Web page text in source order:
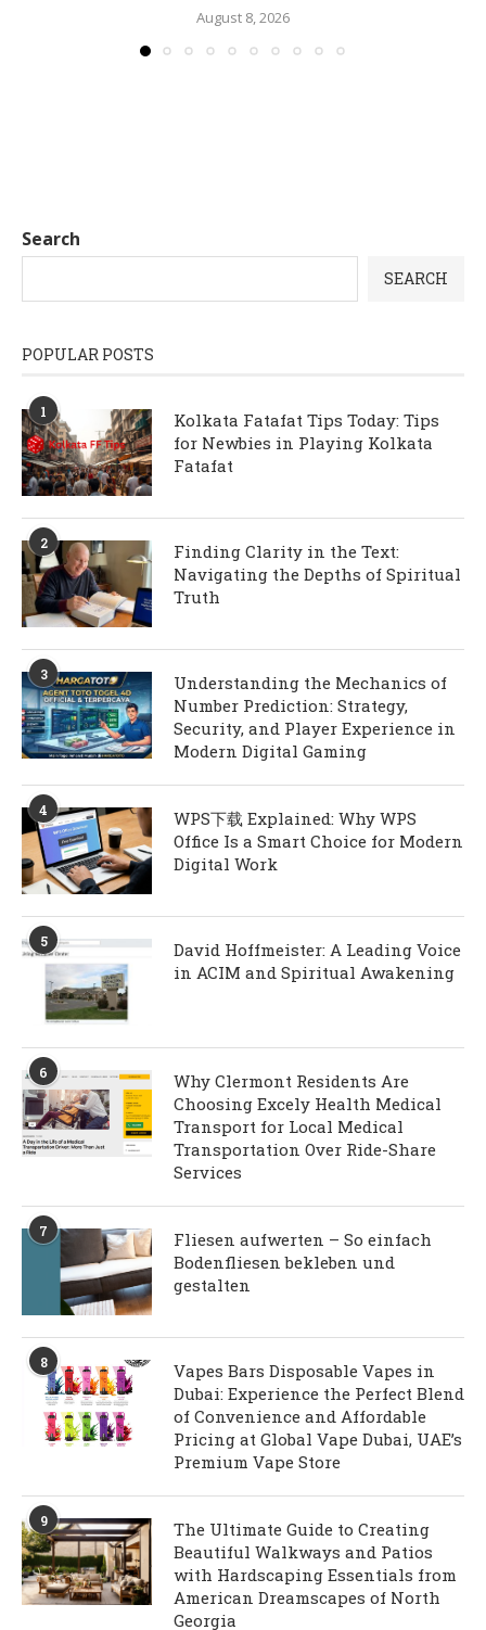
August 8, 2026
Search
SEARCH
POPULAR POSTS
1
Kolkata Fatafat Tips Today: Tips
for Newbies in Playing Kolkata
Fatafat
2
Finding Clarity in the Text:
Navigating the Depths of Spiritual
Truth
3
Understanding the Mechanics of
Number Prediction: Strategy,
Security, and Player Experience in
Modern Digital Gaming
4
WPS下载 Explained: Why WPS
Office Is a Smart Choice for Modern
Digital Work
5
David Hoffmeister: A Leading Voice
in ACIM and Spiritual Awakening
6
Why Clermont Residents Are
Choosing Excely Health Medical
Transport for Local Medical
Transportation Over Ride-Share
Services
7
Fliesen aufwerten – So einfach
Bodenfliesen bekleben und
gestalten
8
Vapes Bars Disposable Vapes in
Dubai: Experience the Perfect Blend
of Convenience and Affordable
Pricing at Global Vape Dubai, UAE’s
Premium Vape Store
9
The Ultimate Guide to Creating
Beautiful Walkways and Patios
with Hardscaping Essentials from
American Dreamscapes of North
Georgia